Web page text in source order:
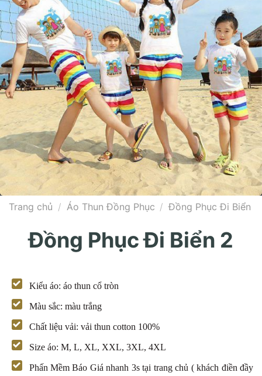
Trang chủ / Áo Thun Đồng Phục / Đồng Phục Đi Biển
Đồng Phục Đi Biển 2
Kiểu áo: áo thun cổ tròn
Màu sắc: màu trắng
Chất liệu vải: vải thun cotton 100%
Size áo: M, L, XL, XXL, 3XL, 4XL
Phấn Mềm Báo Giá nhanh 3s tại trang chủ ( khách điền đầy